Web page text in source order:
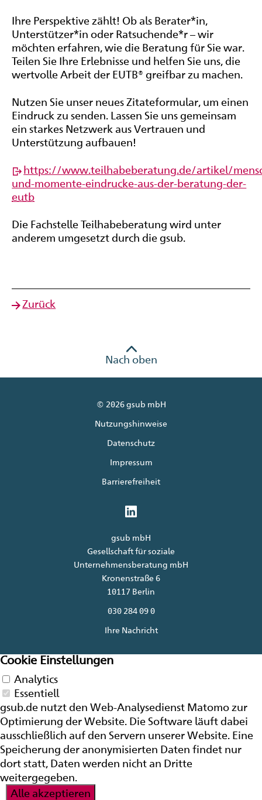
Ihre Perspektive zählt! Ob als Berater*in,
Unterstützer*in oder Ratsuchende*r – wir
möchten erfahren, wie die Beratung für Sie war.
Teilen Sie Ihre Erlebnisse und helfen Sie uns, die
wertvolle Arbeit der EUTB® greifbar zu machen.
Nutzen Sie unser neues Zitateformular, um einen
Eindruck zu senden. Lassen Sie uns gemeinsam
ein starkes Netzwerk aus Vertrauen und
Unterstützung aufbauen!
https://www.teilhabeberatung.de/artikel/
und-momente-eindrucke-aus-der-beratung-der-
eutb
Die Fachstelle Teilhabeberatung wird unter
anderem umgesetzt durch die gsub.
Zurück
Nach oben
© 2026 gsub mbH
Nutzungshinweise
Datenschutz
Impressum
Barrierefreiheit
gsub mbH
Gesellschaft für soziale
Unternehmensberatung mbH
Kronenstraße 6
10117 Berlin
030 284 09 0
Ihre Nachricht
Cookie Einstellungen
Analytics
Essentiell
gsub.de nutzt den Web-Analysedienst Matomo zur
Optimierung derWebsite. Die Software läuft dabei
ausschließlich auf den Servern unsererWebsite. Eine
Speicherung der anonymisierten Daten findet nur
dort statt, Daten werden nicht an Dritte
weitergegeben.
Alle akzeptieren